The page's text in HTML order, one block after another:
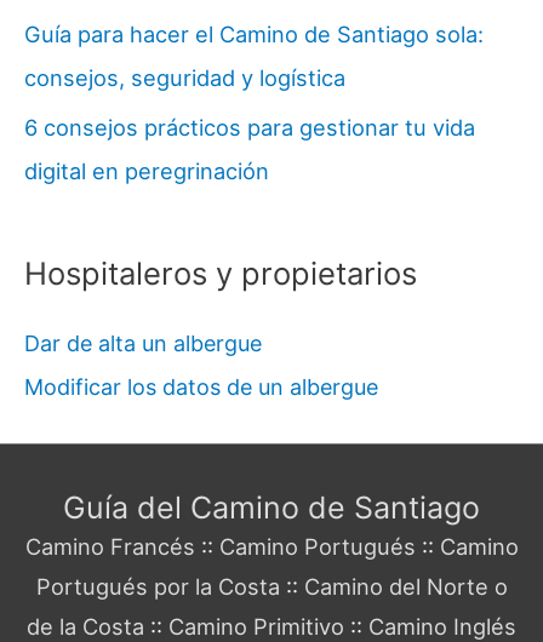
Guía para hacer el Camino de Santiago sola:
consejos, seguridad y logística
6 consejos prácticos para gestionar tu vida
digital en peregrinación
Hospitaleros y propietarios
Dar de alta un albergue
Modificar los datos de un albergue
Guía del Camino de Santiago
Camino Francés :: Camino Portugués :: Camino
Portugués por la Costa :: Camino del Norte o
de la Costa :: Camino Primitivo :: Camino Inglés